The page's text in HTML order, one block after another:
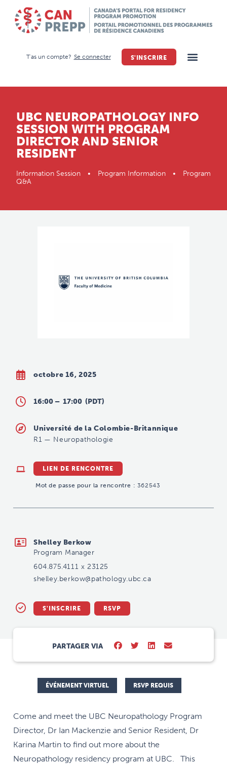
T'as un compte? Se connecter S'INSCRIRE
UBC NEUROPATHOLOGY INFO
SESSION WITH PROGRAM
DIRECTOR AND SENIOR
RESIDENT
Information Session • Program Information • Program
Q&A
octobre 16, 2025
16:00 – 17:00 (PDT)
Université de la Colombie-Britannique
R1 — Neuropathologie
LIEN DE RENCONTRE
Mot de passe pour la rencontre : 362543
Shelley Berkow
Program Manager
604.875.4111 x 23125
shelley.berkow@pathology.ubc.ca
S'INSCRIRE RSVP
PARTAGER VIA
ÉVÉNEMENT VIRTUEL RSVP REQUIS
Come and meet the UBC Neuropathology Program
Director, Dr Ian Mackenzie and Senior Resident, Dr
Karina Martin to find out more about the
Neuropathology residency program at UBC. This